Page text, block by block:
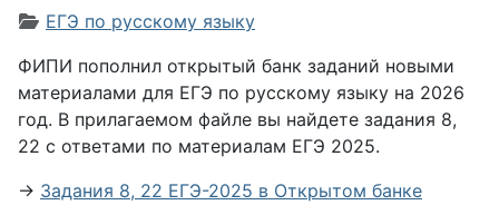
Информация о материале
ЕГЭ по русскому языку
ФИПИ пополнил открытый банк заданий новыми
материалами для ЕГЭ по русскому языку на 2026
год. В прилагаемом файле вы найдете задания 8,
22 с ответами по материалам ЕГЭ 2025.
→ Задания 8, 22 ЕГЭ-2025 в Открытом банке